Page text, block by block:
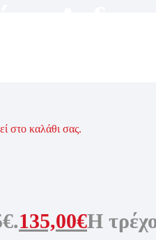
στο καλάθι σας.
135,00€Η